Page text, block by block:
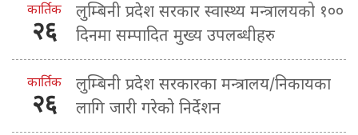
कार्तिक
२६
लुम्बिनी प्रदेश सरकार स्वास्थ्य मन्त्रालयको १००
दिनमा सम्पादित मुख्य उपलब्धीहरु
कार्तिक
२६
लुम्बिनी प्रदेश सरकारका मन्त्रालय/निकायका
लागि जारी गरेको निर्देशन